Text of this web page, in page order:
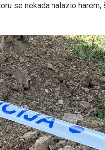
se nekada nalazio